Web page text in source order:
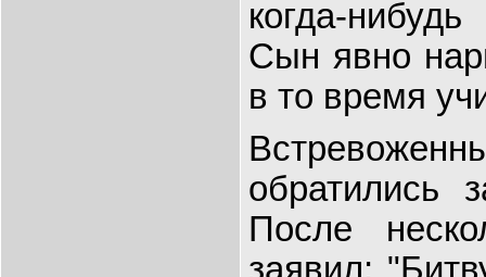
когда-
Сын явно
в то время
обратились
После
заявил: